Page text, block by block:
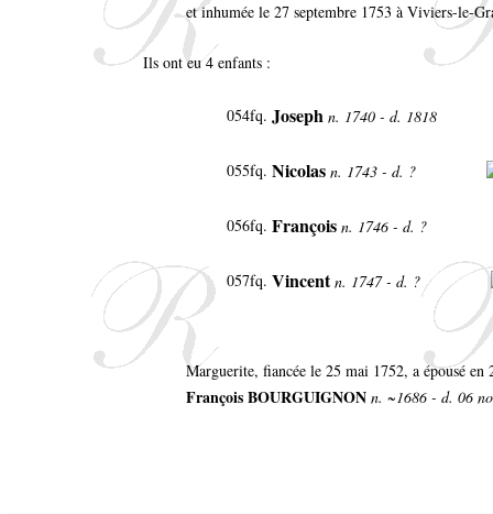
et inhumée le 27 septembre 1753 à Viviers-le-
Ils ont eu 4 enfants :
054fq. Joseph n. 1740 - d. 1818
055fq. Nicolas n. 1743 - d. ?
056fq. François n. 1746 - d. ?
057fq. Vincentn. 1747 - d. ?
Marguerite, fiancée le 25 mai 1752, a épousé en
François BOURGUIGNON n. ~1686 - d. 06